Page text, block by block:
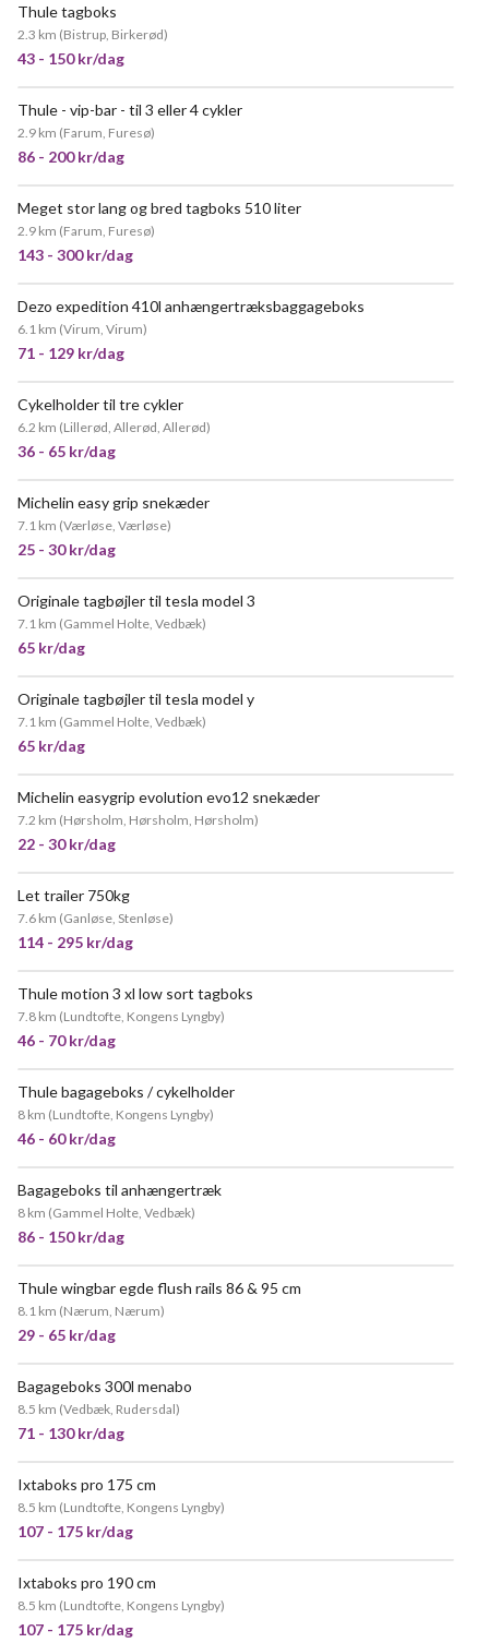
Thule tagboks
2.3 km (Bistrup, Birkerød)
43 - 150 kr/dag
Thule - vip-bar - til 3 eller 4 cykler
2.9 km (Farum, Furesø)
86 - 200 kr/dag
Meget stor lang og bred tagboks 510 liter
2.9 km (Farum, Furesø)
143 - 300 kr/dag
POPULÆR
Dezo expedition 410l anhængertræksbaggageboks
6.1 km (Virum, Virum)
71 - 129 kr/dag
Cykelholder til tre cykler
6.2 km (Lillerød, Allerød, Allerød)
36 - 65 kr/dag
Michelin easy grip snekæder
7.1 km (Værløse, Værløse)
25 - 30 kr/dag
Originale tagbøjler til tesla model 3
7.1 km (Gammel Holte, Vedbæk)
65 kr/dag
Originale tagbøjler til tesla model y
7.1 km (Gammel Holte, Vedbæk)
65 kr/dag
Michelin easygrip evolution evo12 snekæder
7.2 km (Hørsholm, Hørsholm, Hørsholm)
22 - 30 kr/dag
Let trailer 750kg
7.6 km (Ganløse, Stenløse)
114 - 295 kr/dag
Thule motion 3 xl low sort tagboks
7.8 km (Lundtofte, Kongens Lyngby)
46 - 70 kr/dag
Thule bagageboks / cykelholder
8 km (Lundtofte, Kongens Lyngby)
46 - 60 kr/dag
Bagageboks til anhængertræk
8 km (Gammel Holte, Vedbæk)
86 - 150 kr/dag
Thule wingbar egde flush rails 86 & 95 cm
8.1 km (Nærum, Nærum)
29 - 65 kr/dag
Bagageboks 300l menabo
8.5 km (Vedbæk, Rudersdal)
71 - 130 kr/dag
Ixtaboks pro 175 cm
8.5 km (Lundtofte, Kongens Lyngby)
107 - 175 kr/dag
Ixtaboks pro 190 cm
8.5 km (Lundtofte, Kongens Lyngby)
107 - 175 kr/dag